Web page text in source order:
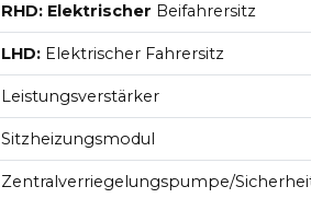
RHD: Elektrischer Beifahrersitz
LHD: Elektrischer Fahrersitz
Leistungsverstärker
Sitzheizungsmodul
Zentralverriegelungspumpe/